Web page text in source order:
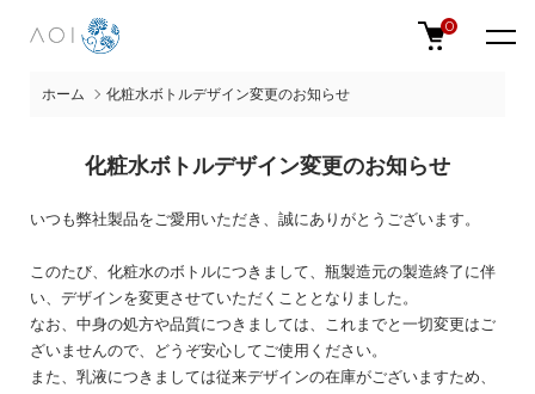
0
ホーム 化粧水ボトルデザイン変更のお知らせ
化粧水ボトルデザイン変更のお知らせ
いつも弊社製品をご愛用いただき、誠にありがとうございます。
このたび、化粧水のボトルにつきまして、瓶製造元の製造終了に伴
い、デザインを変更させていただくこととなりました。
なお、中身の処方や品質につきましては、これまでと一切変更はご
ざいませんので、どうぞ安心してご使用ください。
また、乳液につきましては従来デザインの在庫がございますため、